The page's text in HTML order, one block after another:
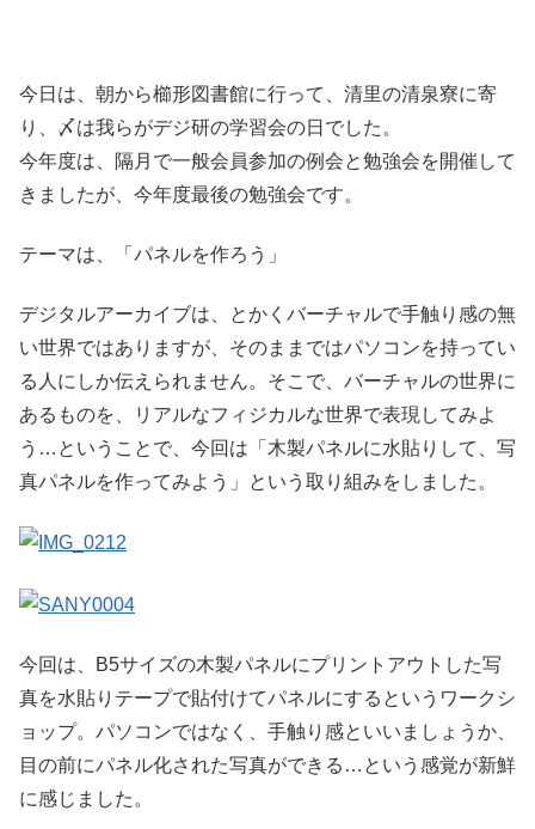
今日は、朝から櫛形図書館に行って、清里の清泉寮に寄
り、〆は我らがデジ研の学習会の日でした。
今年度は、隔月で一般会員参加の例会と勉強会を開催して
きましたが、今年度最後の勉強会です。
テーマは、「パネルを作ろう」
デジタルアーカイブは、とかくバーチャルで手触り感の無
い世界ではありますが、そのままではパソコンを持ってい
る人にしか伝えられません。そこで、バーチャルの世界に
あるものを、リアルなフィジカルな世界で表現してみよ
う…ということで、今回は「木製パネルに水貼りして、写
真パネルを作ってみよう」という取り組みをしました。
今回は、B5サイズの木製パネルにプリントアウトした写
真を水貼りテープで貼付けてパネルにするというワークシ
ョップ。パソコンではなく、手触り感といいましょうか、
目の前にパネル化された写真ができる…という感覚が新鮮
に感じました。